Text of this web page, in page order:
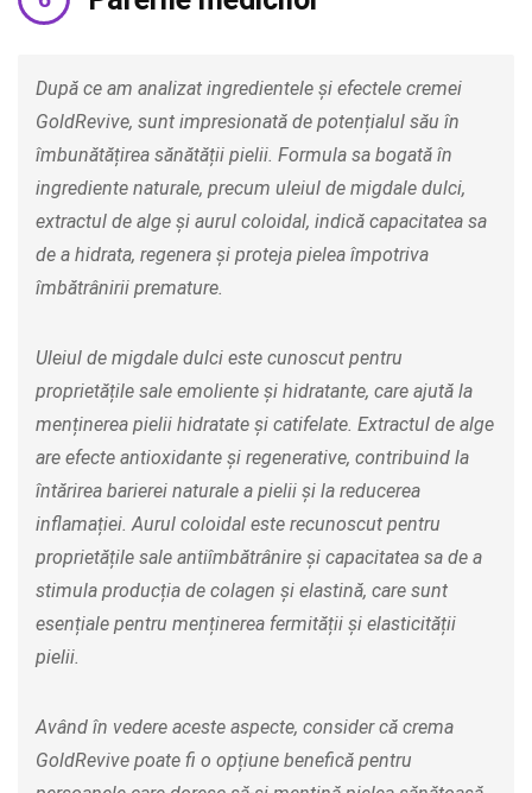
După ce am analizat ingredientele și efectele cremei
GoldRevive, sunt impresionată de potențialul său în
îmbunătățirea sănătății pielii. Formula sa bogată în
ingrediente naturale, precum uleiul de migdale dulci,
extractul de alge și aurul coloidal, indică capacitatea sa
de a hidrata, regenera și proteja pielea împotriva
îmbătrânirii premature.
Uleiul de migdale dulci este cunoscut pentru
proprietățile sale emoliente și hidratante, care ajută la
menținerea pielii hidratate și catifelate. Extractul de alge
are efecte antioxidante și regenerative, contribuind la
întărirea barierei naturale a pielii și la reducerea
inflamației. Aurul coloidal este recunoscut pentru
proprietățile sale antiîmbătrânire și capacitatea sa de a
stimula producția de colagen și elastină, care sunt
esențiale pentru menținerea fermității și elasticității
pielii.
Având în vedere aceste aspecte, consider că crema
GoldRevive poate fi o opțiune benefică pentru